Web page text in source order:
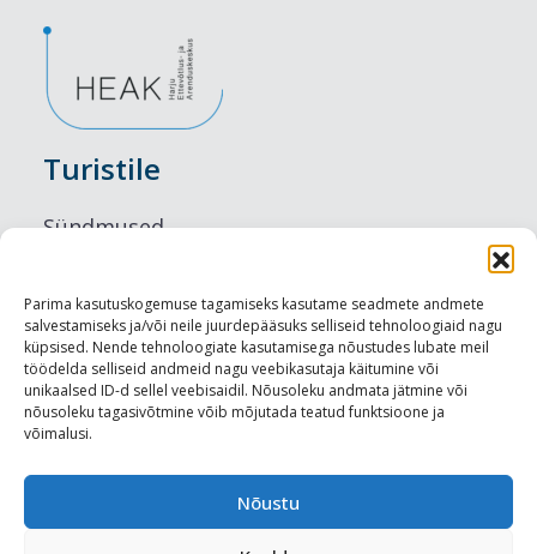
Parima kasutuskogemuse tagamiseks kasutame seadmete andmete
salvestamiseks ja/või neile juurdepääsuks selliseid tehnoloogiaid nagu
küpsised. Nende tehnoloogiate kasutamisega nõustudes lubate meil
töödelda selliseid andmeid nagu veebikasutaja käitumine või
unikaalsed ID-d sellel veebisaidil. Nõusoleku andmata jätmine või
nõusoleku tagasivõtmine võib mõjutada teatud funktsioone ja
võimalusi.
Nõustu
Turistile
Sündmused
Maitseelamused
Vaatamisväärsused
Visit Tallinn
Turismiprofessionaalile